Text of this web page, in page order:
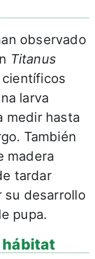
observado
Titanus
larva
medir hasta
También
madera
tardar
su desarrollo
pupa.
hábitat